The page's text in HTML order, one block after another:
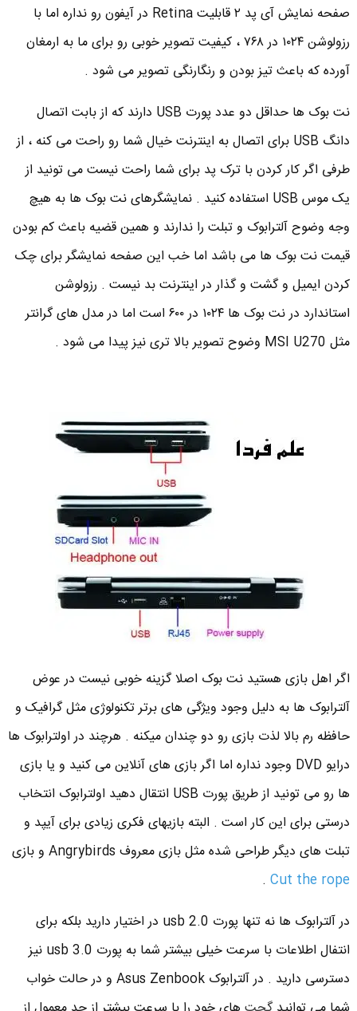
صفحه نمایش آی پد ۲ قابلیت Retina در آیفون رو نداره اما با
رزولوشن ۱۰۲۴ در ۷۶۸ ، کیفیت تصویر خوبی رو برای ما به ارمغان
آورده که باعث تیز بودن و رنگارنگی تصویر می شود .
نت بوک ها حداقل دو عدد پورت USB دارند که از بابت اتصال
دانگ USB برای اتصال به اینترنت خیال شما رو راحت می کنه ، از
طرفی اگر کار کردن با ترک پد برای شما راحت نیست می تونید از
یک موس USB استفاده کنید . نمایشگرهای نت بوک ها به هیچ
وجه وضوح آلترابوک و تبلت را ندارند و همین قضیه باعث کم بودن
قیمت نت بوک ها می باشد اما خب این صفحه نمایشگر برای چک
کردن ایمیل و گشت و گذار در اینترنت بد نیست . رزولوشن
استاندارد در نت بوک ها ۱۰۲۴ در ۶۰۰ است اما در مدل های گرانتر
مثل MSI U270 وضوح تصویر بالا تری نیز پیدا می شود .
اگر اهل بازی هستید نت بوک اصلا گزینه خوبی نیست در عوض
آلترابوک ها به دلیل وجود ویژگی های برتر تکنولوژی مثل گرافیک و
حافظه رم بالا لذت بازی رو دو چندان میکنه . هرچند در اولترابوک ها
درایو DVD وجود نداره اما اگر بازی های آنلاین می کنید و یا بازی
ها رو می تونید از طریق پورت USB انتقال دهید اولترابوک انتخاب
درستی برای این کار است . البته بازیهای فکری زیادی برای آیپد و
تبلت های دیگر طراحی شده مثل بازی معروف Angrybirds و بازی
Cut the rope
.
در آلترابوک ها نه تنها پورت usb 2.0 در اختیار دارید بلکه برای
انتفال اطلاعات با سرعت خیلی بیشتر شما به پورت usb 3.0 نیز
دسترسی دارید . در آلترابوک Asus Zenbook و در حالت خواب